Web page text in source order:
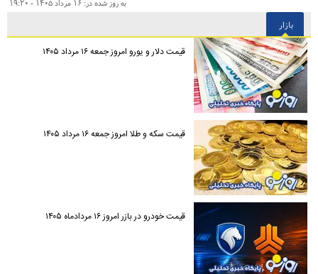
ها
به روز شده در: ۱۶ مرداد ۱۴۰۵ - ۱۹:۲۰
بازار
قیمت دلار و یورو امروز جمعه ۱۶ مرداد ۱۴۰۵
قیمت سکه و طلا امروز جمعه ۱۶ مرداد ۱۴۰۵
قیمت خودرو در بازر امروز ۱۶ مردادماه ۱۴۰۵